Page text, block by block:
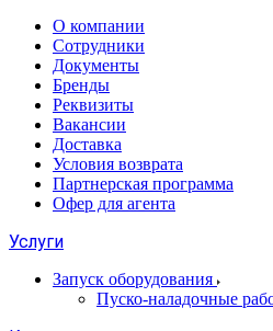
О компании
Сотрудники
Документы
Бренды
Реквизиты
Вакансии
Доставка
Условия возврата
Партнерская программа
Офер для агента
Услуги
Запуск оборудования
Пуско-наладочные